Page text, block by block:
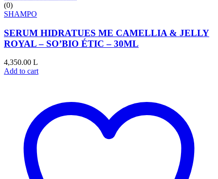
(0)
SHAMPO
SERUM HIDRATUES ME CAMELLIA & JELLY
ROYAL – SO’BIO ÉTIC – 30ML
4,350.00 L
Add to cart